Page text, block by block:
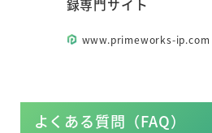
録専門サイト
www.primeworks-ip.com
よくある質問（FAQ）